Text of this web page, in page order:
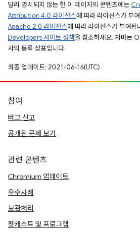
달리 명시되지 않는 한 이 페이지의 콘텐츠에는
Attribution 4.0 라이선스에 따라 라이선스가 부
Apache 2.0 라이선스에 따라 라이선스가 부여됩
Developers 사이트 정책을 참조하세요. 자바는
사의 등록 상표입니다.
최종 업데이트: 2021-06-16(UTC)
참여
버그 신고
공개된 문제 보기
관련 콘텐츠
Chromium 업데이트
우수사례
보관처리
팟캐스트 및 프로그램